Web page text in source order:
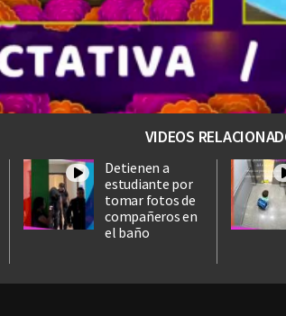
VIDEOS
Detienen a
estudiante por
tomar fotos de
compañeros en
el baño